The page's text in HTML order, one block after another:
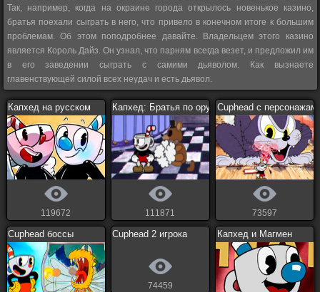
Так, например, когда на окраине города открылось новенькое казино,
братья поехали сыграть в него, что привело в конечном итоге к большим
проблемам. Об этом поподробнее давайте. Владельцем этого казино
является Король Дайз. Он узнал, что парням всегда везет, и предложил им
в его заведении сыграть с самими дьяволом. Как вызнаете
главенствующей силой всех неудач и есть дьявол.
Капхед на русском
119672
Капхед: Братья по оружию
111871
Cuphead с
73597
Cuphead боссы Cuphead 2 игрока
74459
Капхед и Магмен